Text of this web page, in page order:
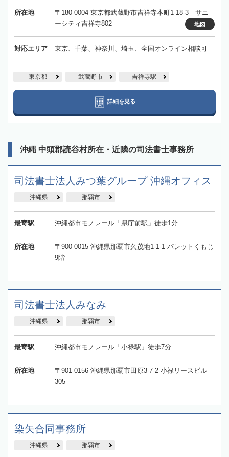
所在地
〒180-0004 東京都武蔵野市吉祥寺本町1-18-3 サニ
ーシティ吉祥寺802
地図
対応エリア 東京、千葉、神奈川、埼玉、全国オンライン相談可
東京都 武蔵野市 吉祥寺駅
詳細を見る
沖縄 中頭郡読谷村所在・近隣の司法書士事務所
司法書士法人みつ葉グループ 沖縄オフィス
沖縄県 那覇市
最寄駅 沖縄都市モノレール「県庁前駅」徒歩1分
所在地
〒900-0015 沖縄県那覇市久茂地1-1-1 パレットくもじ
9階
司法書士法人みなみ
沖縄県 那覇市
最寄駅 沖縄都市モノレール「小禄駅」徒歩7分
所在地
〒901-0156 沖縄県那覇市田原3-7-2 小禄リースビル
305
染矢合同事務所
沖縄県 那覇市